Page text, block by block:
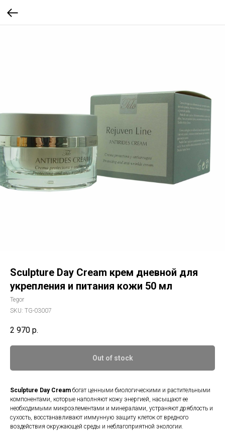
Sculpture Day Cream крем дневной для
укрепления и питания кожи 50 мл
Tegor
SKU: TG-03007
2 970 р.
Out of stock
Sculpture Day Cream богат ценными биологическими и растительными
компонентами, которые наполняют кожу энергией, насыщают ее
необходимыми микроэлементами и минералами, устраняют дряблость и
сухость, восстанавливают иммунную защиту клеток от вредного
воздействия окружающей среды и неблагоприятной экологии.